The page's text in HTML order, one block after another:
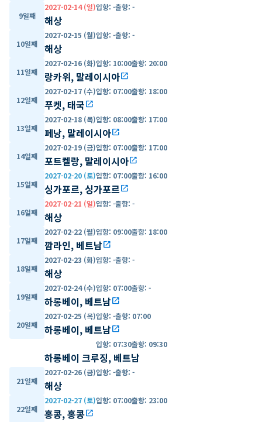
9일째
2027-02-14 (일)입항: -출항: -
해상
10일째
2027-02-15 (월)입항: -출항: -
해상
11일째
2027-02-16 (화)입항: 10:00출항: 20:00
랑카위, 말레이시아open_in_new
12일째
2027-02-17 (수)입항: 07:00출항: 18:00
푸켓, 태국open_in_new
13일째
2027-02-18 (목)입항: 08:00출항: 17:00
페낭, 말레이시아open_in_new
14일째
2027-02-19 (금)입항: 07:00출항: 17:00
포트켈랑, 말레이시아open_in_new
15일째
2027-02-20 (토)입항: 07:00출항: 16:00
싱가포르, 싱가포르open_in_new
16일째
2027-02-21 (일)입항: -출항: -
해상
17일째
2027-02-22 (월)입항: 09:00출항: 18:00
깜라인, 베트남open_in_new
18일째
2027-02-23 (화)입항: -출항: -
해상
19일째
2027-02-24 (수)입항: 07:00출항: -
하롱베이, 베트남open_in_new
20일째
2027-02-25 (목)입항: -출항: 07:00
하롱베이, 베트남open_in_new
입항: 07:30출항: 09:30
하롱베이 크루징, 베트남
21일째
2027-02-26 (금)입항: -출항: -
해상
22일째
2027-02-27 (토)입항: 07:00출항: 23:00
홍콩, 홍콩open_in_new